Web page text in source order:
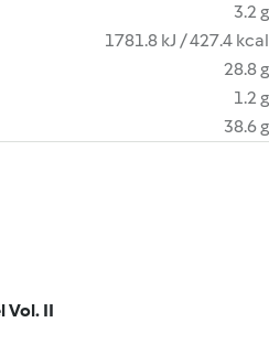
3.2 g
1781.8 kJ / 427.4 kcal
28.8 g
1.2 g
38.6 g
Vol. II